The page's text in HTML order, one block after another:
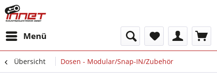
Menü
Übersicht Dosen - Modular/Snap-IN/Zubehör